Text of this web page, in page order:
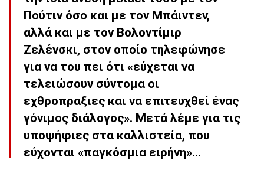
Πούτιν όσο και με τον Μπάιντεν,
αλλά και με τον Βολοντίμιρ
Ζελένσκι, στον οποίο τηλεφώνησε
για να του πει ότι «εύχεται να
τελειώσουν σύντομα οι
εχθροπραξιες και να επιτευχθεί ένας
γόνιμος διάλογος». Μετά λέμε για τις
υποψήφιες στα καλλιστεία, που
εύχονται «παγκόσμια ειρήνη»...